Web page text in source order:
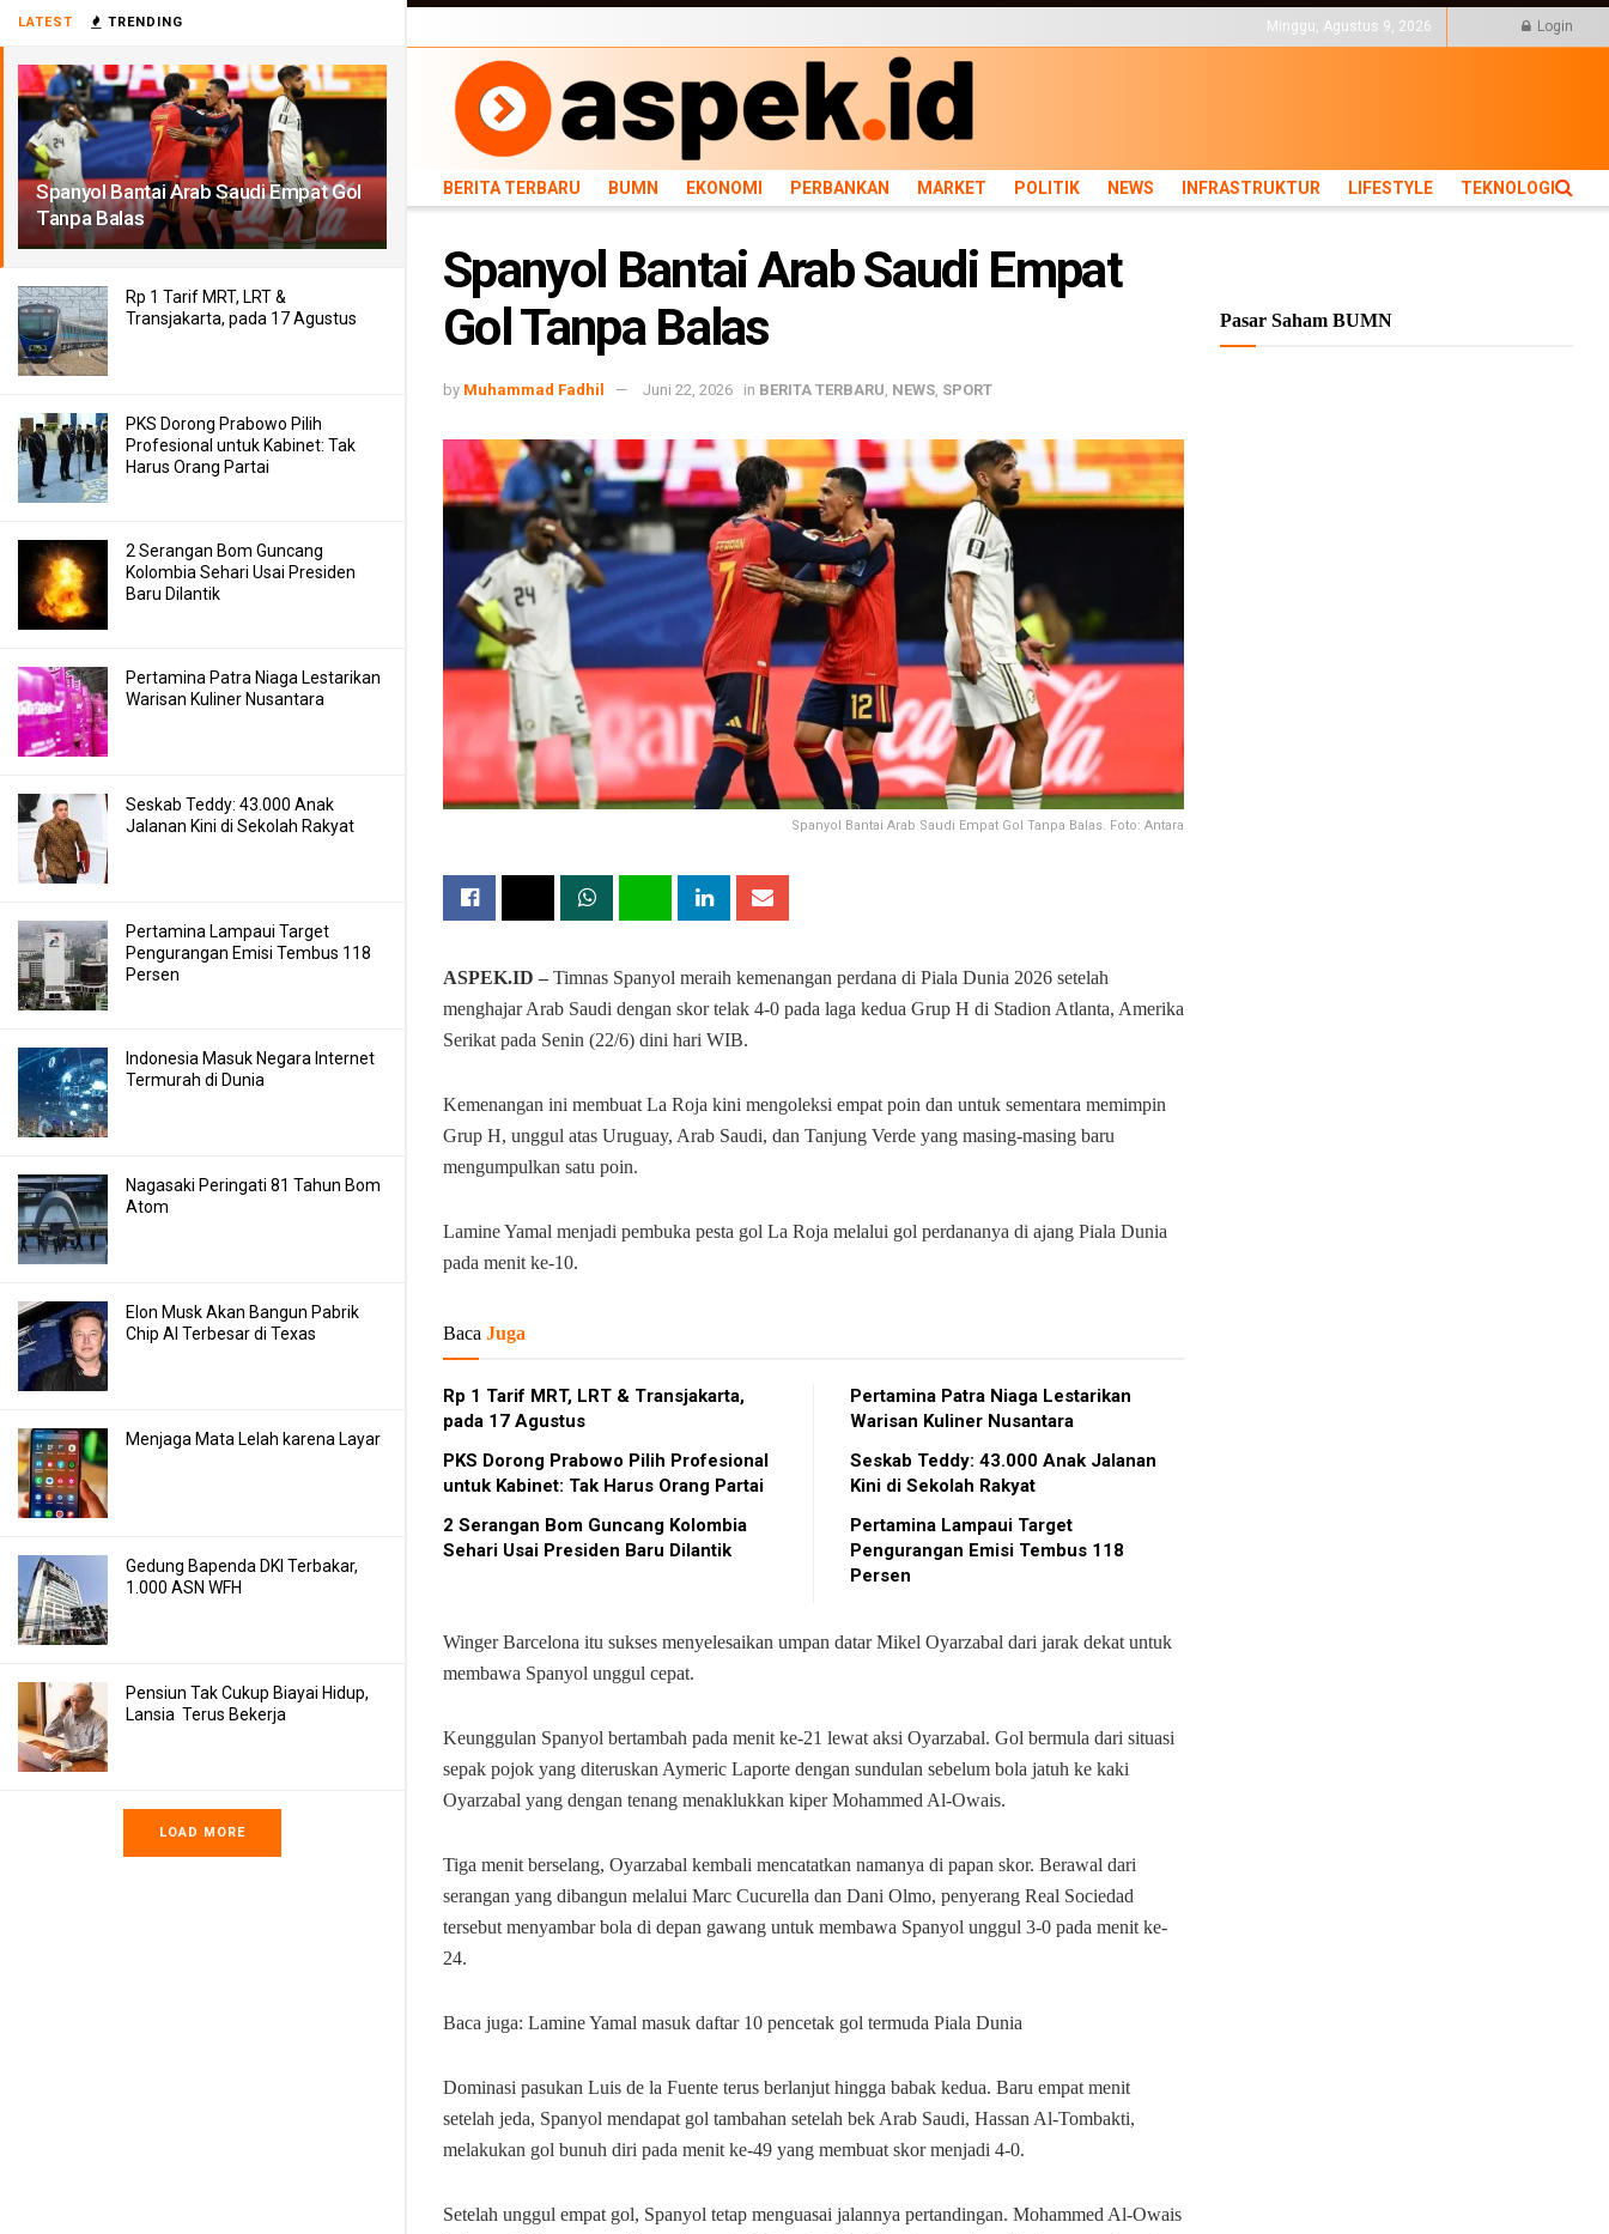
LATEST TRENDING
Spanyol Bantai Arab Saudi Empat Gol
Tanpa Balas
Rp 1 Tarif MRT, LRT &
Transjakarta, pada 17 Agustus
PKS Dorong Prabowo Pilih
Profesional untuk Kabinet: Tak
Harus Orang Partai
2 Serangan Bom Guncang
Kolombia Sehari Usai Presiden
Baru Dilantik
Pertamina Patra Niaga Lestarikan
Warisan Kuliner Nusantara
Seskab Teddy: 43.000 Anak
Jalanan Kini di Sekolah Rakyat
Pertamina Lampaui Target
Pengurangan Emisi Tembus 118
Persen
Indonesia Masuk Negara Internet
Termurah di Dunia
Nagasaki Peringati 81 Tahun Bom
Atom
Elon Musk Akan Bangun Pabrik
Chip AI Terbesar di Texas
Menjaga Mata Lelah karena Layar
Gedung Bapenda DKI Terbakar,
1.000 ASN WFH
Pensiun Tak Cukup Biayai Hidup,
Lansia Terus Bekerja
LOAD MORE
BERITA TERBARU BUMN EKONOMI PERBANKAN MARKET POLITIK NEWS INFRASTRUKTUR LIFESTYLE
TEKNOLOGI
Minggu, Agustus 9, 2026 Login
BERITA TERBARU BUMN EKONOMI PERBANKAN MARKET POLITIK NEWS INFRASTRUKTUR LIFESTYLE TEKNOLOGI
Spanyol Bantai Arab Saudi Empat
Gol Tanpa Balas
by Muhammad Fadhil Juni 22, 2026 in BERITA TERBARU NEWS SPORT
Spanyol Bantai Arab Saudi Empat Gol Tanpa Balas. Foto: Antara
ASPEK.ID – Timnas Spanyol meraih kemenangan perdana di Piala Dunia 2026 setelah
menghajar Arab Saudi dengan skor telak 4-0 pada laga kedua Grup H di Stadion Atlanta, Amerika
Serikat pada Senin (22/6) dini hari WIB.
Kemenangan ini membuat La Roja kini mengoleksi empat poin dan untuk sementara memimpin
Grup H, unggul atas Uruguay, Arab Saudi, dan Tanjung Verde yang masing-masing baru
mengumpulkan satu poin.
Lamine Yamal menjadi pembuka pesta gol La Roja melalui gol perdananya di ajang Piala Dunia
pada menit ke-10.
Baca Juga
Rp 1 Tarif MRT, LRT & Transjakarta,
pada 17 Agustus
PKS Dorong Prabowo Pilih Profesional
untuk Kabinet: Tak Harus Orang Partai
2 Serangan Bom Guncang Kolombia
Sehari Usai Presiden Baru Dilantik
Pertamina Patra Niaga Lestarikan
Warisan Kuliner Nusantara
Seskab Teddy: 43.000 Anak Jalanan
Kini di Sekolah Rakyat
Pertamina Lampaui Target
Pengurangan Emisi Tembus 118
Persen
Winger Barcelona itu sukses menyelesaikan umpan datar Mikel Oyarzabal dari jarak dekat untuk
membawa Spanyol unggul cepat.
Keunggulan Spanyol bertambah pada menit ke-21 lewat aksi Oyarzabal. Gol bermula dari situasi
sepak pojok yang diteruskan Aymeric Laporte dengan sundulan sebelum bola jatuh ke kaki
Oyarzabal yang dengan tenang menaklukkan kiper Mohammed Al-Owais.
Tiga menit berselang, Oyarzabal kembali mencatatkan namanya di papan skor. Berawal dari
serangan yang dibangun melalui Marc Cucurella dan Dani Olmo, penyerang Real Sociedad
tersebut menyambar bola di depan gawang untuk membawa Spanyol unggul 3-0 pada menit ke-
24.
Baca juga: Lamine Yamal masuk daftar 10 pencetak gol termuda Piala Dunia
Dominasi pasukan Luis de la Fuente terus berlanjut hingga babak kedua. Baru empat menit
setelah jeda, Spanyol mendapat gol tambahan setelah bek Arab Saudi, Hassan Al-Tombakti,
melakukan gol bunuh diri pada menit ke-49 yang membuat skor menjadi 4-0.
Setelah unggul empat gol, Spanyol tetap menguasai jalannya pertandingan. Mohammed Al-Owais
Pasar Saham BUMN